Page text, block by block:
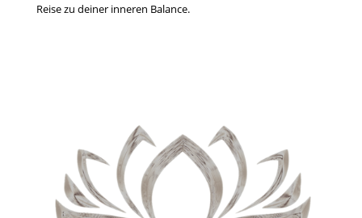
Reise zu deiner inneren Balance.